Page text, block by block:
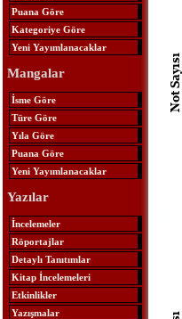
Puana Göre
Kategoriye Göre
Yeni Yayımlanacaklar
Mangalar
İsme Göre
Türe Göre
Yıla Göre
Puana Göre
Yeni Yayımlanacaklar
Yazılar
İncelemeler
Röportajlar
Detaylı Tanıtımlar
Kitap İncelemeleri
Etkinlikler
Yazışmalar